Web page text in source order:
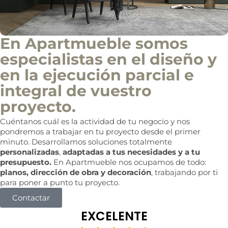
En Apartmueble somos
especialistas en el diseño y
en la ejecución parcial e
integral de vuestro
proyecto.
Cuéntanos cuál es la actividad de tu negocio y nos
pondremos a trabajar en tu proyecto desde el primer
minuto. Desarrollamos soluciones totalmente
personalizadas, adaptadas a tus necesidades y a tu
presupuesto. En Apartmueble nos ocupamos de todo:
planos, dirección de obra y decoración, trabajando por ti
para poner a punto tu proyecto.
Contactar
EXCELENTE